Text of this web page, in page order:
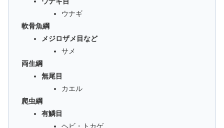
ウナギ
軟骨魚綱
メジロザメ目など
サメ
両生綱
無尾目
カエル
爬虫綱
有鱗目
ヘビ・トカゲ